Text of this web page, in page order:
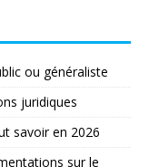
ou généraliste
juridiques
savoir en 2026
sur le